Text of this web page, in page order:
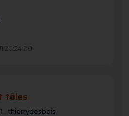
20:24:00
tôles
- thierrydesbois